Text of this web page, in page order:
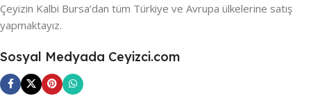
Çeyizin Kalbi Bursa’dan tüm Türkiye ve Avrupa ülkelerine satış
yapmaktayız.
Sosyal Medyada Ceyizci.com